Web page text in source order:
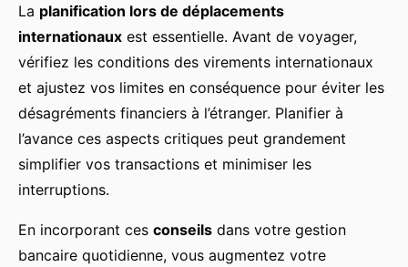
La planification lors de déplacements
internationaux est essentielle. Avant de voyager,
vérifiez les conditions des virements internationaux
et ajustez vos limites en conséquence pour éviter les
désagréments financiers à l’étranger. Planifier à
l’avance ces aspects critiques peut grandement
simplifier vos transactions et minimiser les
interruptions.
En incorporant ces conseils dans votre gestion
bancaire quotidienne, vous augmentez votre